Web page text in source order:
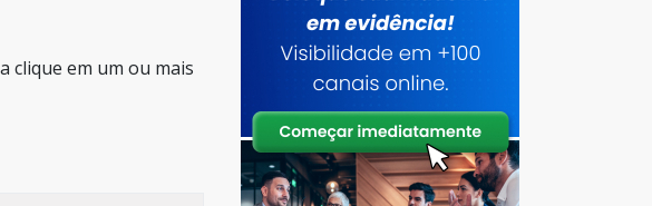
clique em um ou mais